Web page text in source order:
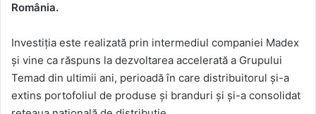
România.
Investiția este realizată prin intermediul companiei Madex
și vine ca răspuns la dezvoltarea accelerată a Grupului
Temad din ultimii ani, perioadă în care distribuitorul și-a
extins portofoliul de produse și branduri și și-a consolidat